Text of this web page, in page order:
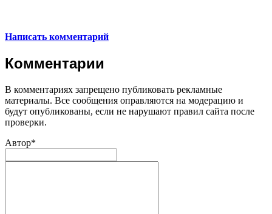
Написать комментарий
Комментарии
В комментариях запрещено публиковать рекламные
материалы. Все сообщения оправляются на модерацию и
будут опубликованы, если не нарушают правил сайта после
проверки.
Автор*